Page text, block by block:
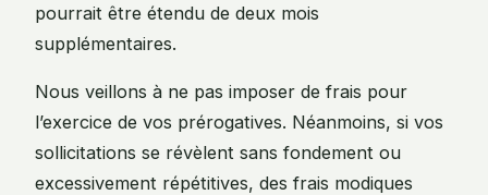
pourrait être étendu de deux mois
supplémentaires.
Nous veillons à ne pas imposer de frais pour
l’exercice de vos prérogatives. Néanmoins, si vos
sollicitations se révèlent sans fondement ou
excessivement répétitives, des frais modiques